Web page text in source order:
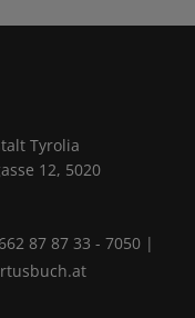
Tyrolia
12, 5020
87 87 33 - 7050 |